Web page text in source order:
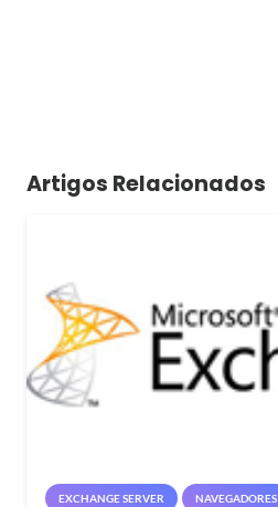
Artigos Relacionados
EXCHANGE SERVER NAVEGADORES